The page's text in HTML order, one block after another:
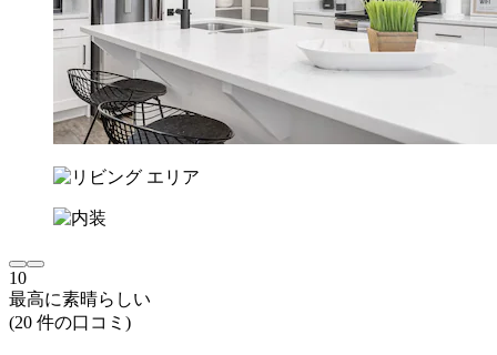
10
最高に素晴らしい
(20 件の口コミ)